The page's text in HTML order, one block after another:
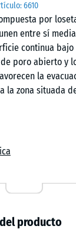
6610
por
entre sí
continua bajo
poro abierto y
la
la zona situada
conectar las
permanece
desmontarse
como
portante con
producto